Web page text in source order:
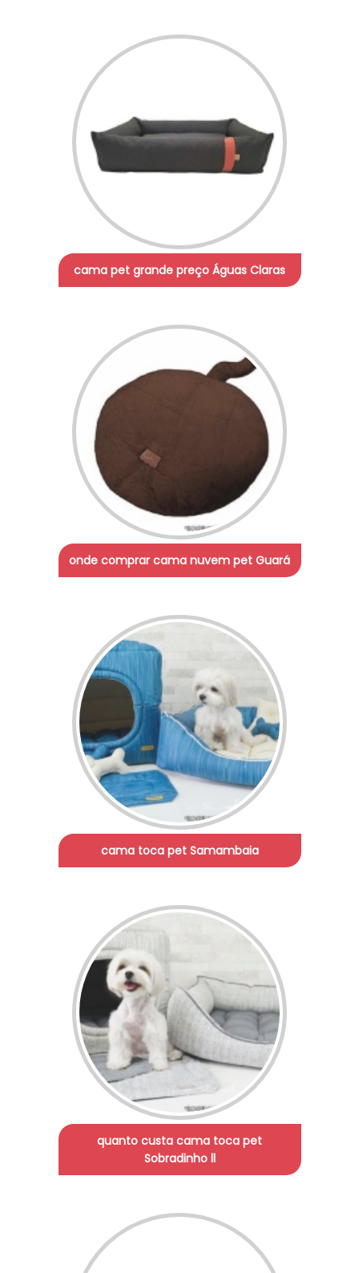
cama pet grande preço Águas Claras
onde comprar cama nuvem pet Guará
cama toca pet Samambaia
quanto custa cama toca pet
Sobradinho ll